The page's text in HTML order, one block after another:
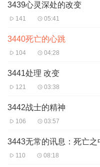
3439心灵深处的改变
141 05:41
3440死亡的心跳
104 04:28
3441处理 改变
121 03:38
3442战士的精神
106 03:57
3443无常的讯息：死亡之
110 08:18